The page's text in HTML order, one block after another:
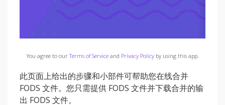
You agree to ourTerms of Serviceand Privacy Policyby using this app.
此页面上给出的步骤和小部件可帮助您在线合并
FODS 文件。您只需提供 FODS 文件并下载合并的输
出 FODS 文件。